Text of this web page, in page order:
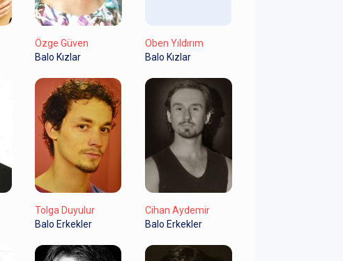
Özge Güven
Balo Kızlar
Oben Yıldırım
Balo Kızlar
Tolga Duyulur
Balo Erkekler
Cihan Aydemir
Balo Erkekler